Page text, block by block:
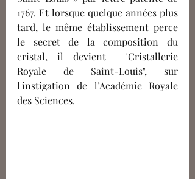
1767. Et lorsque quelque années plus
tard, le même établissement perce
le secret de la composition du
cristal, il devient
"Cristallerie
Royale de Saint-Louis", sur
l'instigation de l’Académie Royale
des Sciences.